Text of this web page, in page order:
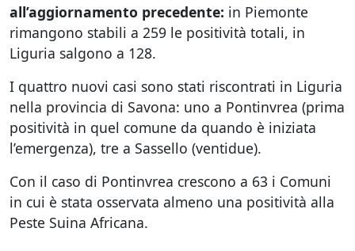
all’aggiornamento precedente: in Piemonte
rimangono stabili a 259 le positività totali, in
Liguria salgono a 128.
I quattro nuovi casi sono stati riscontrati in Liguria
nella provincia di Savona: uno a Pontinvrea (prima
positività in quel comune da quando è iniziata
l’emergenza), tre a Sassello (ventidue).
Con il caso di Pontinvrea crescono a 63 i Comuni
in cui è stata osservata almeno una positività alla
Peste Suina Africana.